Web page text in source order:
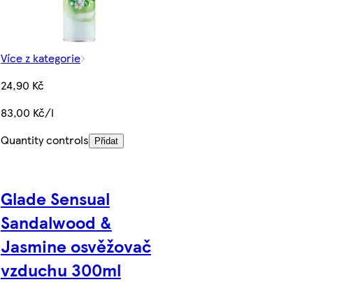
Více z kategorie
24,90 Kč
83,00 Kč/l
Quantity controls
Přidat
Glade Sensual
Sandalwood &
Jasmine osvěžovač
vzduchu 300ml